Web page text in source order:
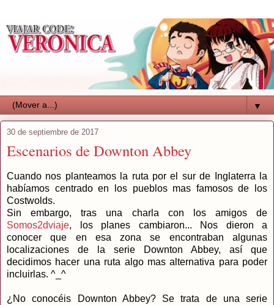
▼
30 de septiembre de 2017
Escenarios de Downton Abbey
Cuando nos planteamos la ruta por el sur de Inglaterra la
habíamos centrado en los pueblos mas famosos de los
Costwolds.
Sin embargo, tras una charla con los amigos de
Somos2dviaje, los planes cambiaron... Nos dieron a
conocer que en esa zona se encontraban algunas
localizaciones de la serie Downton Abbey, así que
decidimos hacer una ruta algo mas alternativa para poder
incluirlas. ^_^
¿No conocéis Downton Abbey? Se trata de una serie